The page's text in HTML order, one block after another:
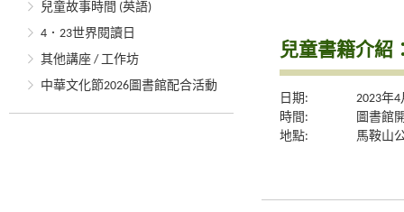
兒童故事時間 (英語)
4．23世界閱讀日
其他講座 / 工作坊
中華文化節2026圖書館配合活動
兒童書籍介紹
日期:
2023年
時間:
圖書館
地點:
馬鞍山